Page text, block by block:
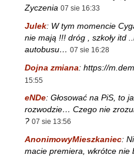
Zyczenia 07 sie 16:33
Julek: W tym momencie
nie mają !!! dróg , szkoły itd
autobusu… 07 sie 16:28
Dojna zmiana: https://
15:55
eNDe: Głosować na PiS, to
rozwodzie… Czego nie
? 07 sie 13:56
AnonimowyMieszkaniec:
macie premiera, wkrótce nie